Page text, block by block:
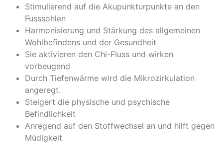
Stimulierend auf die Akupunkturpunkte an den
Fusssohlen
Harmonisierung und Stärkung des allgemeinen
Wohlbefindens und der Gesundheit
Sie aktivieren den Chi-Fluss und wirken
vorbeugend
Durch Tiefenwärme wird die Mikrozirkulation
angeregt.
Steigert die physische und psychische
Befindlichkeit
Anregend auf den Stoffwechsel an und hilft gegen
Müdigkeit